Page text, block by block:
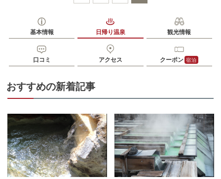
アクセス
JR北陸本線加賀温泉駅より車で約20分/北陸自動車道 加賀ICより
車で約25分
JR北陸本線小松駅よりタクシーで約20分
駐車場 無料（50台）
電話番号 0761651311
※ 料金情報は税込・税抜表記が混ざっております。正しい金額はご利用前にご
自身でお問合せください。
基本情報 日帰り温泉 観光情報
口コミ アクセス クーポン 宿泊
おすすめの新着記事